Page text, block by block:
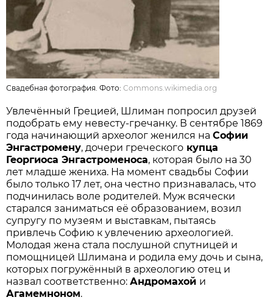
Свадебная фотография. Фото:Commons.wikimedia.org
Увлечённый Грецией, Шлиман попросил друзей
подобрать ему невесту-гречанку. В сентябре 1869
года начинающий археолог женился наСофии
Энгастромену, дочери греческого купца
Георгиоса Энгастроменоса, которая было на 30
лет младше жениха. На момент свадьбы Софии
было только 17 лет, она честно признавалась, что
подчинилась воле родителей. Муж всячески
старался заниматься её образованием, возил
супругу по музеям и выставкам, пытаясь
привлечь Софию к увлечению археологией.
Молодая жена стала послушной спутницей и
помощницей Шлимана и родила ему дочь и сына,
которых погружённый в археологию отец и
назвал соответственно:Андромахой и
Агамемноном.